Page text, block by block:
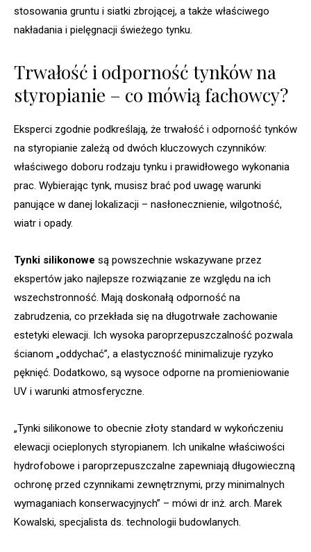
stosowania gruntu i siatki zbrojącej, a także właściwego
nakładania i pielęgnacji świeżego tynku.
Trwałość i odporność tynków na
styropianie – co mówią fachowcy?
Eksperci zgodnie podkreślają, że trwałość i odporność tynków
na styropianie zależą od dwóch kluczowych czynników:
właściwego doboru rodzaju tynku i prawidłowego wykonania
prac. Wybierając tynk, musisz brać pod uwagę warunki
panujące w danej lokalizacji – nasłonecznienie, wilgotność,
wiatr i opady.
Tynki silikonowe są powszechnie wskazywane przez
ekspertów jako najlepsze rozwiązanie ze względu na ich
wszechstronność. Mają doskonałą odporność na
zabrudzenia, co przekłada się na długotrwałe zachowanie
estetyki elewacji. Ich wysoka paroprzepuszczalność pozwala
ścianom „oddychać”, a elastyczność minimalizuje ryzyko
pęknięć. Dodatkowo, są wysoce odporne na promieniowanie
UV i warunki atmosferyczne.
„Tynki silikonowe to obecnie złoty standard w wykończeniu
elewacji ocieplonych styropianem. Ich unikalne właściwości
hydrofobowe i paroprzepuszczalne zapewniają długowieczną
ochronę przed czynnikami zewnętrznymi, przy minimalnych
wymaganiach konserwacyjnych” – mówi dr inż. arch. Marek
Kowalski, specjalista ds. technologii budowlanych.